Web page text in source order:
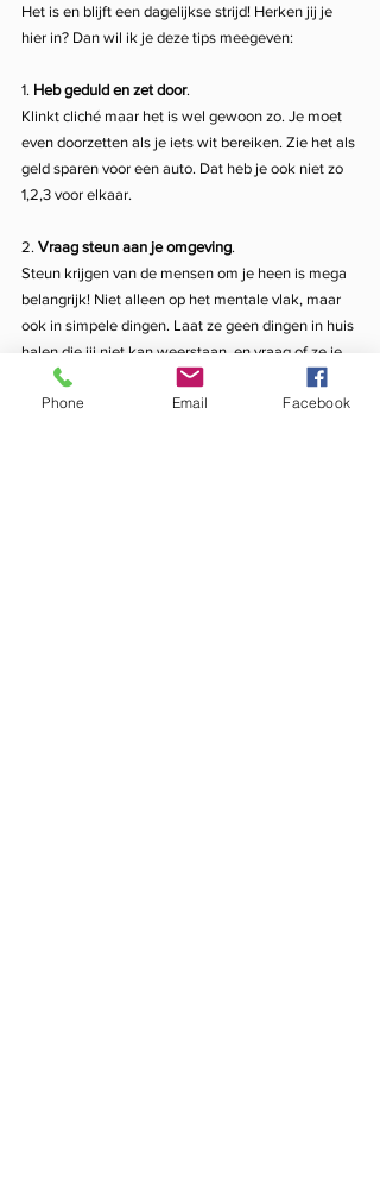
Het is en blijft een dagelijkse strijd! Herken jij je
hier in? Dan wil ik je deze tips meegeven:
1. Heb geduld en zet door.
Klinkt cliché maar het is wel gewoon zo. Je moet
even doorzetten als je iets wit bereiken. Zie het als
geld sparen voor een auto. Dat heb je ook niet zo
1,2,3 voor elkaar.
2. Vraag steun aan je omgeving.
Steun krijgen van de mensen om je heen is mega
belangrijk! Niet alleen op het mentale vlak, maar
ook in simpele dingen. Laat ze geen dingen in huis
halen die jij niet kan weerstaan, en vraag of ze je
geen koekje aanbieden bij de koffie. Kleine dingen
maar helpen wel!
Phone Email Facebook